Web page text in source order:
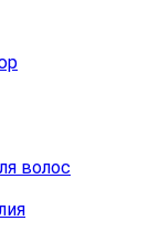
волос